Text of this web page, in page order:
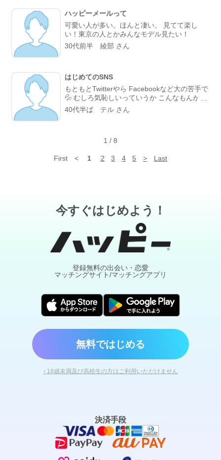
ハッピーメールって
可愛い人が多い。ほんと凄い。 見てて楽し
い！東京の人とかみんなモデル見たい！
30代前半 綾部 さん
はじめてのSNS
もともとTwitterやら Facebookなど大の苦手で
💦 むしろ気恥しいっていうか こんなもんが世
界に 発信したいことなんかあるわけなく そこ
までして繋がりなんか 求めてもなかったけど
ろな(笑) 斜め上からみてた出会い系サイト と
利用すれば こんなに楽しい場所はないな がん
40代半ば テル さん
1 / 8
First < 1 2 3 4 5 > Last
今すぐはじめよう！
登録無料の出会い・恋愛
マッチングサイト/マッチングアプリ
無料ではじめる
› 18歳未満及び高校生の方はご利用いただけません
決済手段